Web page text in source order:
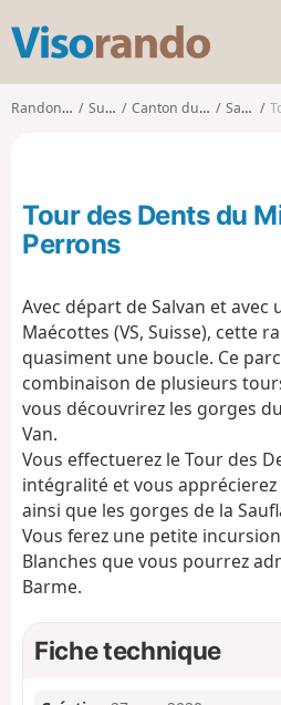
s
o
o
Randonnées Suisse Canton du Valais Salvan
Tour des Dents du
Perrons
Avec départ de Salvan et avec
Maécottes (VS, Suisse), cette
quasiment une boucle. Ce
combinaison de plusieurs
vous découvrirez les gorges
Van.
Vous effectuerez le Tour des
intégralité et vous
ainsi que les gorges de la
Vous ferez une petite
Blanches que vous pourrez
Barme.
Fiche technique